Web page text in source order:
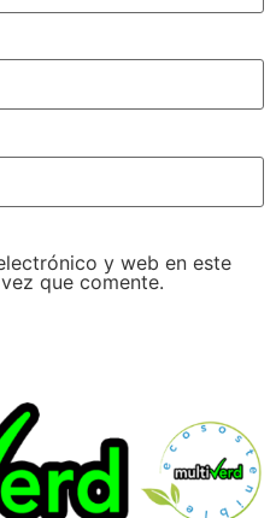
y web en este
que comente.